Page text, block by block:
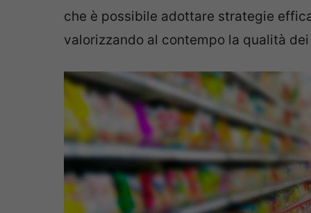
che è possibile adottare strategie
valorizzando al contempo la qualità